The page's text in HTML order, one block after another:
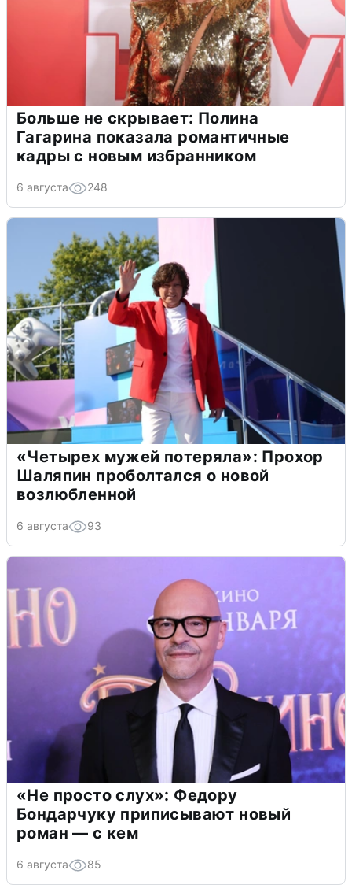
Больше не скрывает: Полина
Гагарина показала романтичные
кадры с новым избранником
6 августа 248
«Четырех мужей потеряла»: Прохор
Шаляпин проболтался о новой
возлюбленной
6 августа 93
«Не просто слух»: Федору
Бондарчуку приписывают новый
роман — с кем
6 августа 85